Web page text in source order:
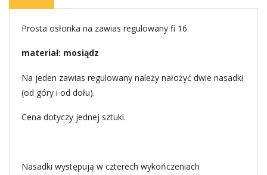
Prosta osłonka na zawias regulowany fi 16
materiał: mosiądz
Na jeden zawias regulowany należy nałożyć dwie nasadki
(od góry i od dołu).
Cena dotyczy jednej sztuki.
Nasadki występują w czterech wykończeniach